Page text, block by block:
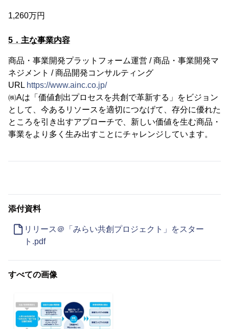
1,260万円
5．主な事業内容
商品・事業開発プラットフォーム運営 / 商品・事業開発マ
ネジメント / 商品開発コンサルティング
URL https://www.ainc.co.jp/
㈱Aは「価値創出プロセスを共創で革新する」をビジョン
として、今あるリソースを適切につなげて、存分に優れた
ところを引き出すアプローチで、新しい価値を生む商品・
事業をより多く生み出すことにチャレンジしています。
添付資料
リリース＠「みらい共創プロジェクト」をスター
ト.pdf
すべての画像